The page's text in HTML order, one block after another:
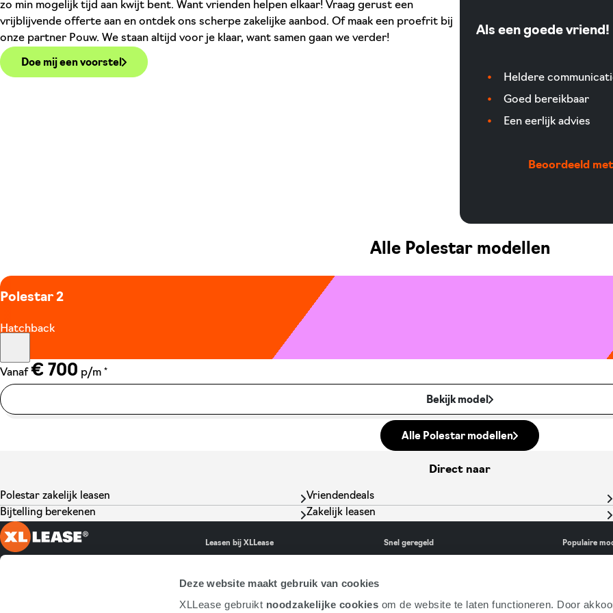
Deze website maakt gebruik van cookies
XLLease gebruikt noodzakelijke cookies om de website te laten functioneren. Door
zo min mogelijk tijd aan kwijt bent. Want vrienden helpen elkaar! Vraag gerust een
vrijblijvende offerte aan en ontdek ons scherpe zakelijke aanbod. Of maak een proefrit bij
onze partner Pouw. We staan altijd voor je klaar, want samen gaan we verder!
Doe mij een voorstel
Als een goede vriend!
Heldere
Goed bereikbaar
Een eerlijk advies
Beoordeeld met
Alle Polestar modellen
Polestar 2
Hatchback
Vanaf€ 700 p/m *
Bekijk model
Alle Polestar modellen
Direct naar
Polestar zakelijk leasen Vriendendeals
Bijtelling berekenen
Zakelijk leasen
Leasen bij XLLease
Occasion lease
Elektrisch leasen
Snel geregeld
Voor wagenparkbeheerder
Populaire
Audi Q4